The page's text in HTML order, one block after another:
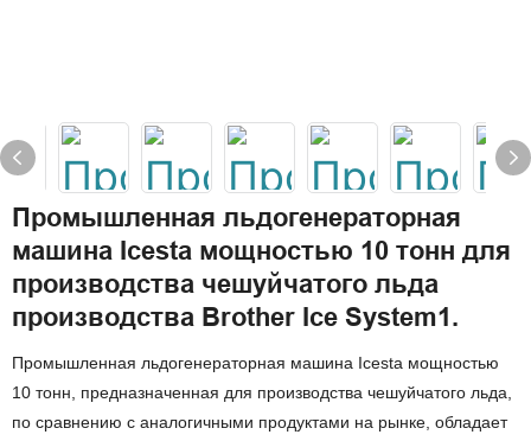
Промышленная льдогенераторная
машина Icesta мощностью 10 тонн для
производства чешуйчатого льда
производства Brother Ice System1.
Промышленная льдогенераторная машина Icesta мощностью
10 тонн, предназначенная для производства чешуйчатого льда,
по сравнению с аналогичными продуктами на рынке, обладает